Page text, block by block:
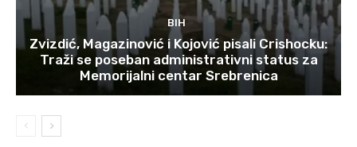
BIH
Zvizdić, Magazinović i Kojović pisali Crishocku:
Traži se poseban administrativni status za
Memorijalni centar Srebrenica